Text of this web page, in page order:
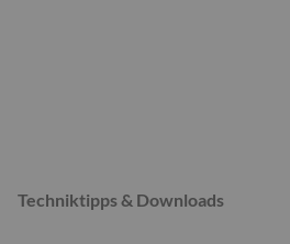
Techniktipps & Downloads